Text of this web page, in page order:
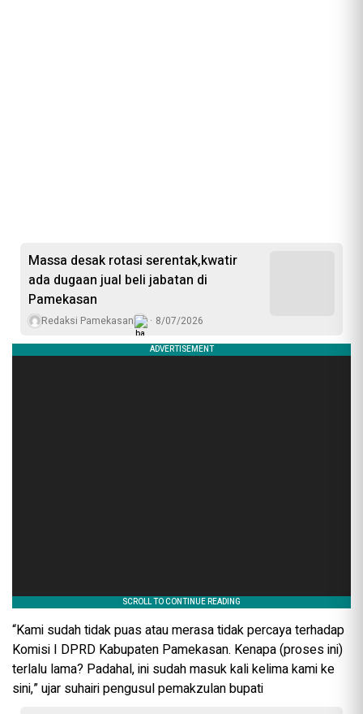
Massa desak rotasi serentak,kwatir
ada dugaan jual beli jabatan di
Pamekasan
Redaksi Pamekasan 8/07/2026
“Kami sudah tidak puas atau merasa tidak percaya terhadap
Komisi I DPRD Kabupaten Pamekasan. Kenapa (proses ini)
terlalu lama? Padahal, ini sudah masuk kali kelima kami ke
sini,” ujar suhairi pengusul pemakzulan bupati